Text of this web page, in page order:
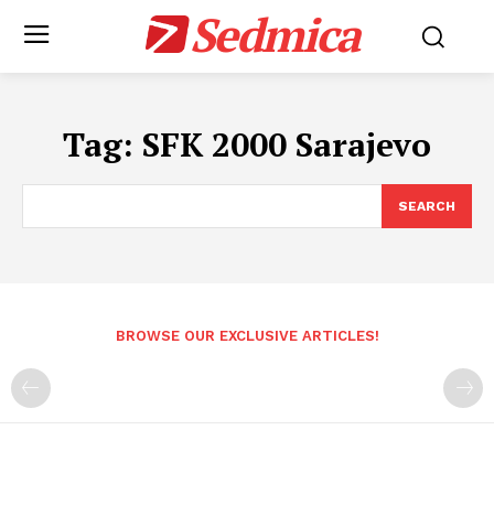
Sedmica
Tag: SFK 2000 Sarajevo
SEARCH
BROWSE OUR EXCLUSIVE ARTICLES!